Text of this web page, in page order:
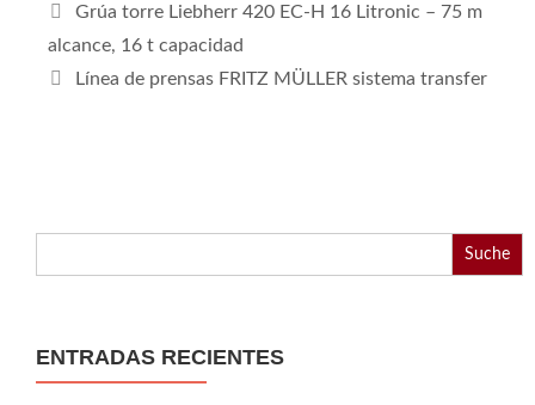
Grúa torre Liebherr 420 EC-H 16 Litronic – 75 m
alcance, 16 t capacidad
Línea de prensas FRITZ MÜLLER sistema transfer
ENTRADAS RECIENTES